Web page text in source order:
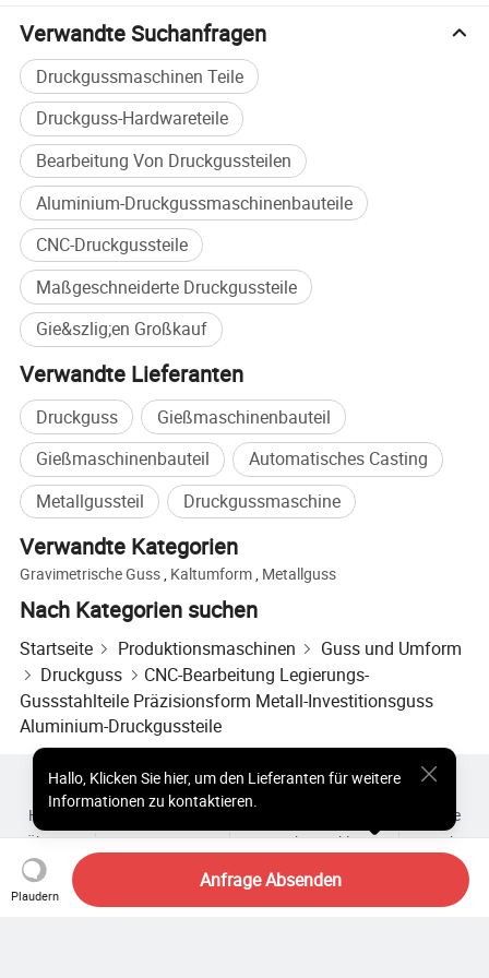
Wärmebehandlung. Unsere Produkte erhalten einen guten
Ruf bei unseren Kunden in Amerika, Kanada, Deutschland,
Frankreich, England, Japan, etc. Wir werden gute
Qualitätsprodukte und besten Service für alle unsere
Kunden bieten.
Verwandte Suchanfragen
Druckgussmaschinen Teile
Druckguss-Hardwareteile
Bearbeitung Von Druckgussteilen
Aluminium-Druckgussmaschinenbauteile
CNC-Druckgussteile
Maßgeschneiderte Druckgussteile
Gie&szlig;en Großkauf
Verwandte Lieferanten
Druckguss
Gießmaschinenbauteil
Gießmaschinenbauteil
Automatisches Casting
Metallgussteil
Druckgussmaschine
Verwandte Kategorien
Gravimetrische Guss, Kaltumform, Metallguss
Nach Kategorien suchen
Startseite Produktionsmaschinen
Guss und Umform
Druckguss
CNC-Bearbeitung Legierungs-
Gussstahlteile Präzisionsform Metall-Investitionsguss
Aluminium-Druckgussteile
Plaudern
Anfrage Absenden
Hallo, Klicken Sie hier, um den Lieferanten für weitere
Informationen zu kontaktieren.
Heiße Produkte
Heiße Produkte Preis
Heiße Großhandelsprodukte
Einblicke
Über uns
Nutzungsvertrag Datenschutzerklärung
Kontakt
Copyright © 2026 Focus Technology Co., Ltd. All Rights Reserved